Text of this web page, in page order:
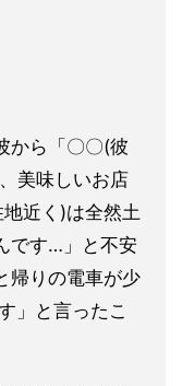
から「〇〇(彼
美味しいお店
地近く)は全然土
です…」
と不安
帰りの電車が少
」と言ったこ